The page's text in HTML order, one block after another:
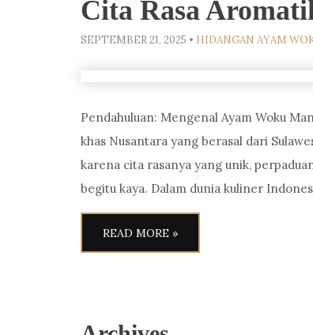
Cita Rasa
SEPTEMBER 21, 2025 • HIDANGAN AYAM
Pendahuluan: Mengenal Ayam Woku
khas Nusantara yang berasal dari
karena cita rasanya yang unik,
begitu kaya. Dalam dunia kuliner
READ MORE »